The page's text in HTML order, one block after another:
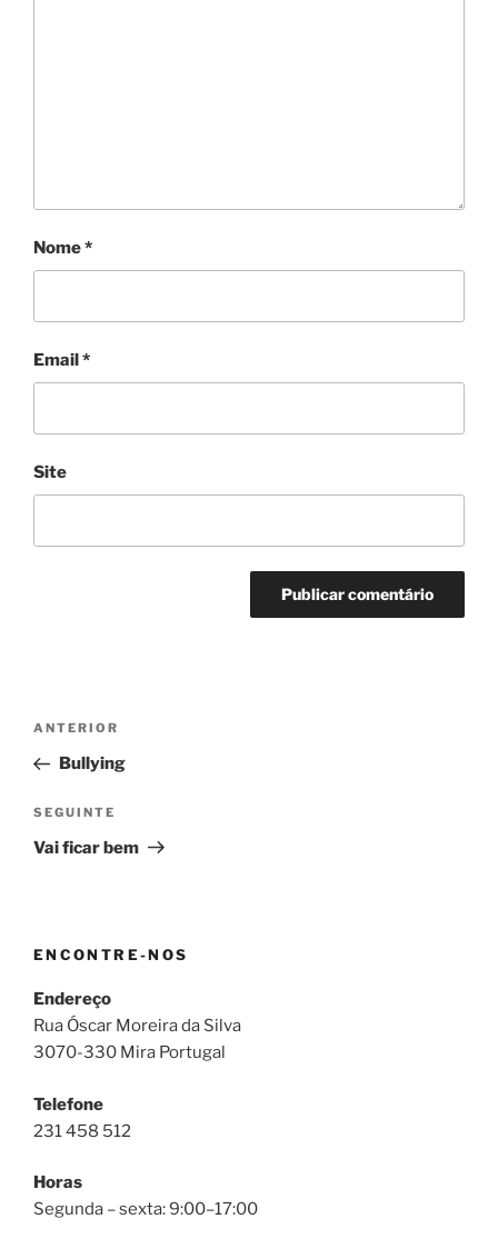
Nome*
Email*
Site
Navegação
artigos
Conteúdo
anterior
ANTERIOR
Bullying
Conteúdo
seguinte
SEGUINTE
Vai ficar bem
ENCONTRE-NOS
Endereço
Rua Óscar Moreira da Silva
3070-330 Mira Portugal
Telefone
231 458 512
Horas
Segunda – sexta: 9:00–17:00